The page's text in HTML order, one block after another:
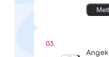
03.